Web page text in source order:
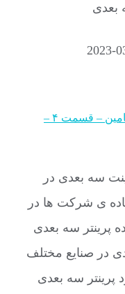
2023-
پرینت سه بعدی و آینده‌ی زنجیره‌ی تامین – قسمت ۴ –
سه بعدی در
ی شرکت ها در
پرینتر سه بعدی
در صنایع مختلف
پرینتر سه بعدی